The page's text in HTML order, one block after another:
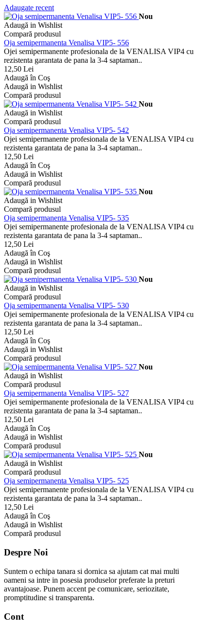
Adaugate recent
Nou
Adaugă in Wishlist
Compară produsul
Oja semipermanenta Venalisa VIP5- 556
Ojei semipermanente profesionala de la VENALISA VIP4 cu
rezistenta garantata de pana la 3-4 saptaman..
12,50 Lei
Adaugă în Coş
Adaugă in Wishlist
Compară produsul
Nou
Adaugă in Wishlist
Compară produsul
Oja semipermanenta Venalisa VIP5- 542
Ojei semipermanente profesionala de la VENALISA VIP4 cu
rezistenta garantata de pana la 3-4 saptaman..
12,50 Lei
Adaugă în Coş
Adaugă in Wishlist
Compară produsul
Nou
Adaugă in Wishlist
Compară produsul
Oja semipermanenta Venalisa VIP5- 535
Ojei semipermanente profesionala de la VENALISA VIP4 cu
rezistenta garantata de pana la 3-4 saptaman..
12,50 Lei
Adaugă în Coş
Adaugă in Wishlist
Compară produsul
Nou
Adaugă in Wishlist
Compară produsul
Oja semipermanenta Venalisa VIP5- 530
Ojei semipermanente profesionala de la VENALISA VIP4 cu
rezistenta garantata de pana la 3-4 saptaman..
12,50 Lei
Adaugă în Coş
Adaugă in Wishlist
Compară produsul
Nou
Adaugă in Wishlist
Compară produsul
Oja semipermanenta Venalisa VIP5- 527
Ojei semipermanente profesionala de la VENALISA VIP4 cu
rezistenta garantata de pana la 3-4 saptaman..
12,50 Lei
Adaugă în Coş
Adaugă in Wishlist
Compară produsul
Nou
Adaugă in Wishlist
Compară produsul
Oja semipermanenta Venalisa VIP5- 525
Ojei semipermanente profesionala de la VENALISA VIP4 cu
rezistenta garantata de pana la 3-4 saptaman..
12,50 Lei
Adaugă în Coş
Adaugă in Wishlist
Compară produsul
Despre Noi
Suntem o echipa tanara si dornica sa ajutam cat mai multi
oameni sa intre in posesia produselor preferate la preturi
avantajoase. Punem accent pe comunicare, seriozitate,
promptitudine si transparenta.
Cont